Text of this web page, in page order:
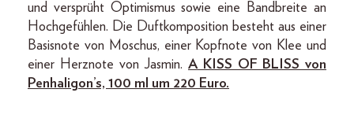
und versprüht Optimismus sowie eine Bandbreite an
Hochgefühlen. Die Duftkomposition besteht aus einer
Basisnote von Moschus, einer Kopfnote von Klee und
einer Herznote von Jasmin. A KISS OF BLISS von
Penhaligon’s, 100 ml um 220 Euro.